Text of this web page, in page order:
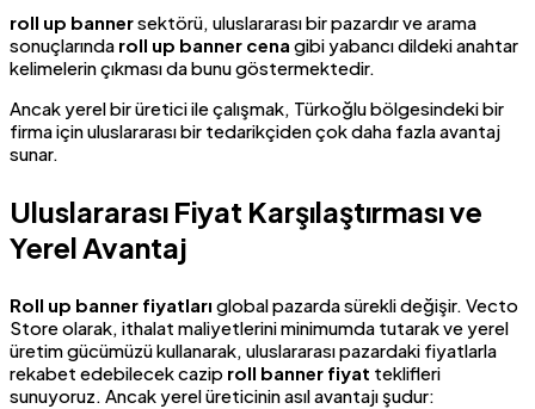
roll up bannersektörü, uluslararası bir pazardır ve arama
sonuçlarında roll up banner cena gibi yabancı dildeki anahtar
kelimelerin çıkması da bunu göstermektedir.
Ancak yerel bir üretici ile çalışmak, Türkoğlu bölgesindeki bir
firma için uluslararası bir tedarikçiden çok daha fazla avantaj
sunar.
Uluslararası Fiyat Karşılaştırması ve
Yerel Avantaj
Roll up banner fiyatları global pazarda sürekli değişir. Vecto
Store olarak, ithalat maliyetlerini minimumda tutarak ve yerel
üretim gücümüzü kullanarak, uluslararası pazardaki fiyatlarla
rekabet edebilecek cazip roll banner fiyat teklifleri
sunuyoruz. Ancak yerel üreticinin asıl avantajı şudur: